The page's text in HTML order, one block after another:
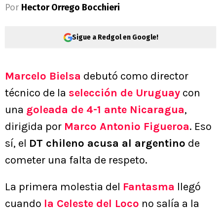
Por Hector Orrego Bocchieri
Sigue a Redgol en Google!
Marcelo Bielsa debutó como director
técnico de la selección de Uruguay con
una goleada de 4-1 ante Nicaragua,
dirigida por Marco Antonio Figueroa. Eso
sí, el DT chileno acusa al argentino de
cometer una falta de respeto.
La primera molestia del Fantasma llegó
cuando la Celeste del Loco no salía a la